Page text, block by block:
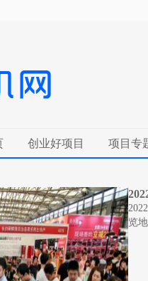
创业好项目 项目专
览